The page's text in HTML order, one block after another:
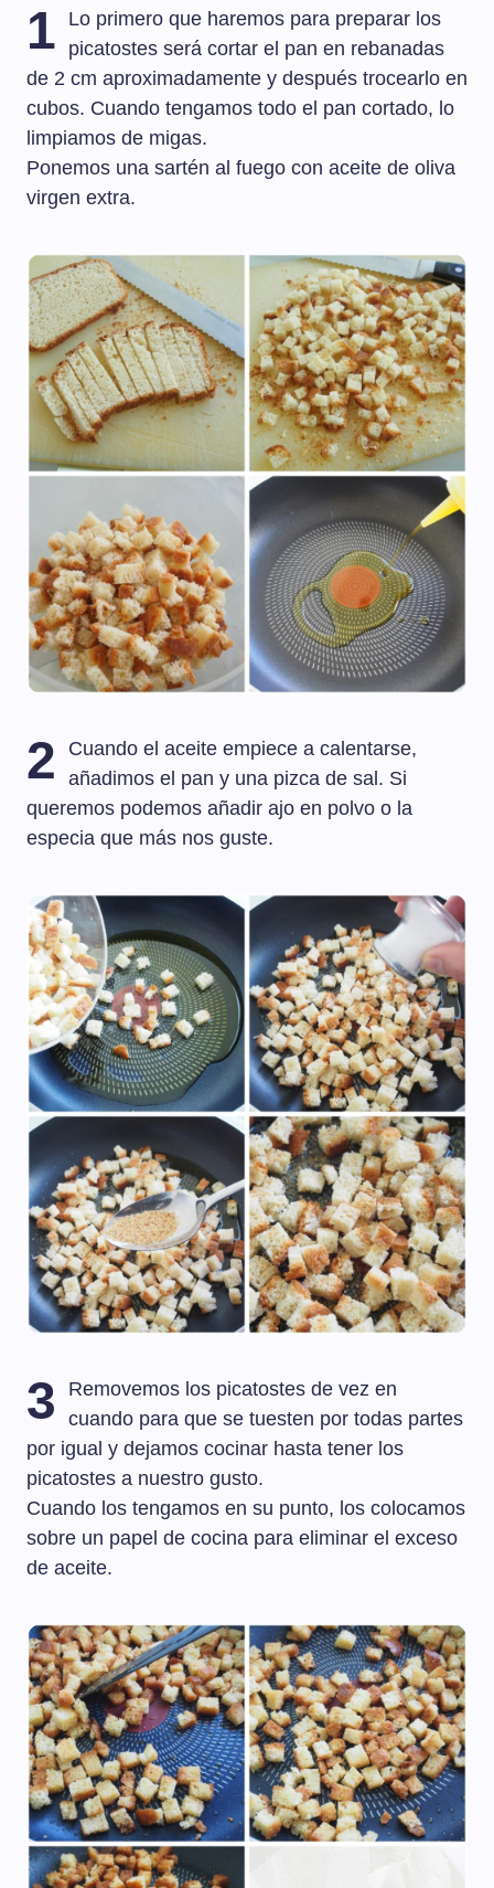
1
Lo primero que haremos para preparar los
picatostes será cortar el pan en rebanadas
de 2 cm aproximadamente y después trocearlo en
cubos. Cuando tengamos todo el pan cortado, lo
limpiamos de migas.
Ponemos una sartén al fuego con aceite de oliva
virgen extra.
2
Cuando el aceite empiece a calentarse,
añadimos el pan y una pizca de sal. Si
queremos podemos añadir ajo en polvo o la
especia que más nos guste.
3
Removemos los picatostes de vez en
cuando para que se tuesten por todas partes
por igual y dejamos cocinar hasta tener los
picatostes a nuestro gusto.
Cuando los tengamos en su punto, los colocamos
sobre un papel de cocina para eliminar el exceso
de aceite.